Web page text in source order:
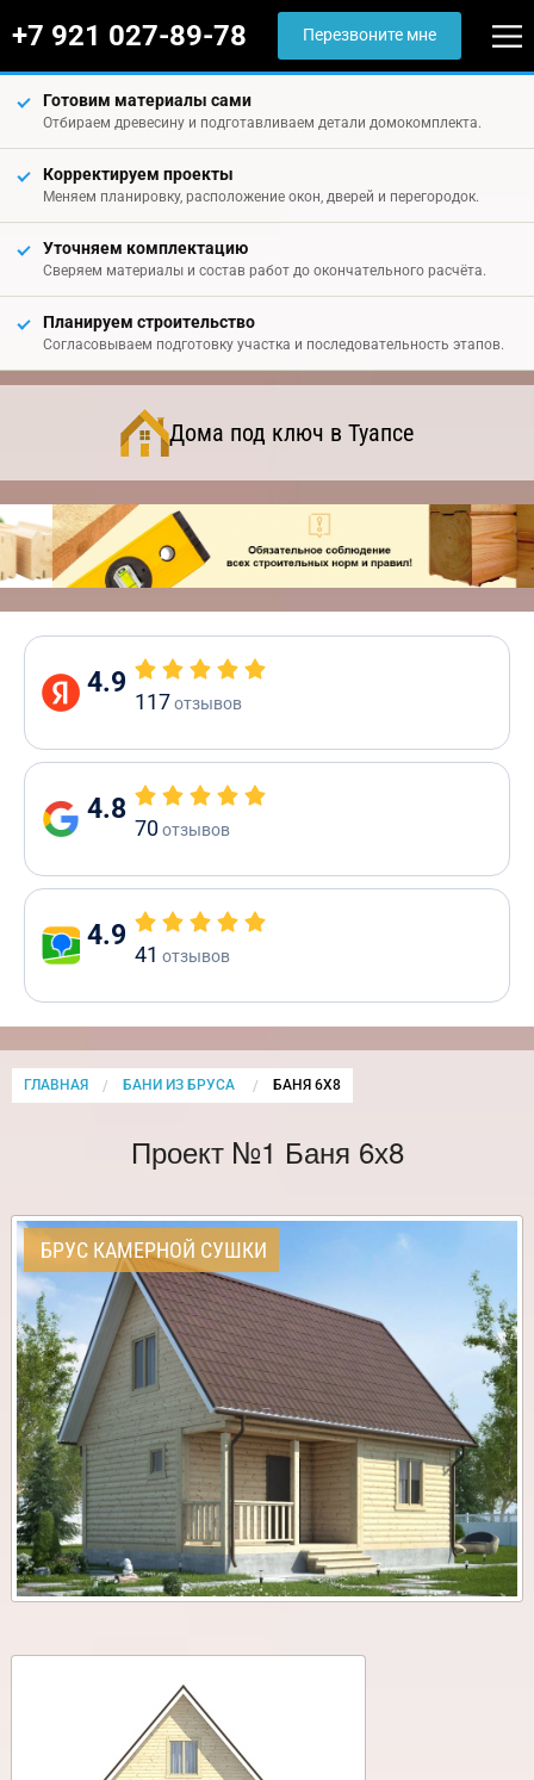
+7 921 027-89-78 Перезвоните мне
Готовим материалы сами
Отбираем древесину и подготавливаем детали домокомплекта.
Корректируем проекты
Меняем планировку, расположение окон, дверей и перегородок.
Уточняем комплектацию
Сверяем материалы и состав работ до окончательного расчёта.
Планируем строительство
Согласовываем подготовку участка и последовательность этапов.
Дома под ключ в Туапсе
4.9
117отзывов
4.8
70отзывов
4.9
41 отзывов
ГЛАВНАЯ БАНИ ИЗ БРУСА CURRENT:
БАНЯ 6Х8
Проект №1 Баня 6х8
БРУС КАМЕРНОЙ СУШКИ